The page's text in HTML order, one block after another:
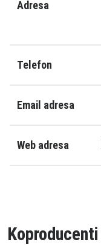
Adresa
Telefon
Email adresa
Web adresa
Koproducenti